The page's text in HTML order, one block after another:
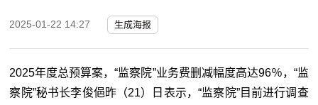
2025-01-22 14:27 生成海报
2025年度总预算案，“监察院”业务费删减幅度高达96％，“监
察院”秘书长李俊俋昨（21）日表示，“监察院”目前进行调查